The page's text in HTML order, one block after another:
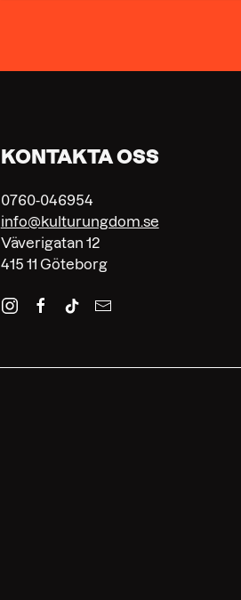
KONTAKTA OSS
0760-046954
info@kulturungdom.se
Väverigatan 12
415 11 Göteborg